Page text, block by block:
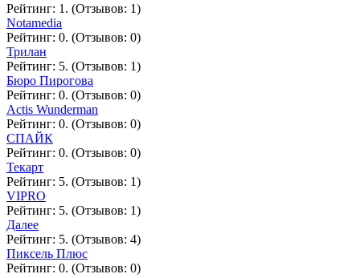
Рейтинг: 1. (Отзывов: 1)
Notamedia
Рейтинг: 0. (Отзывов: 0)
Трилан
Рейтинг: 5. (Отзывов: 1)
Бюро Пирогова
Рейтинг: 0. (Отзывов: 0)
Actis Wunderman
Рейтинг: 0. (Отзывов: 0)
СПАЙК
Рейтинг: 0. (Отзывов: 0)
Текарт
Рейтинг: 5. (Отзывов: 1)
VIPRO
Рейтинг: 5. (Отзывов: 1)
Далее
Рейтинг: 5. (Отзывов: 4)
Пиксель Плюс
Рейтинг: 0. (Отзывов: 0)